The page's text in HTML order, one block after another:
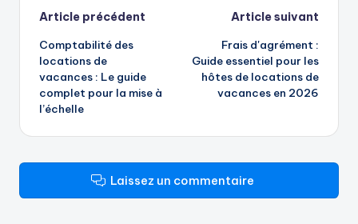
Navigation
des
articles
Article précédent
Comptabilité des
locations de
vacances : Le guide
complet pour la mise à
l’échelle
Article suivant
Frais d'agrément :
Guide essentiel pour les
hôtes de locations de
vacances en 2026
Laissez un commentaire